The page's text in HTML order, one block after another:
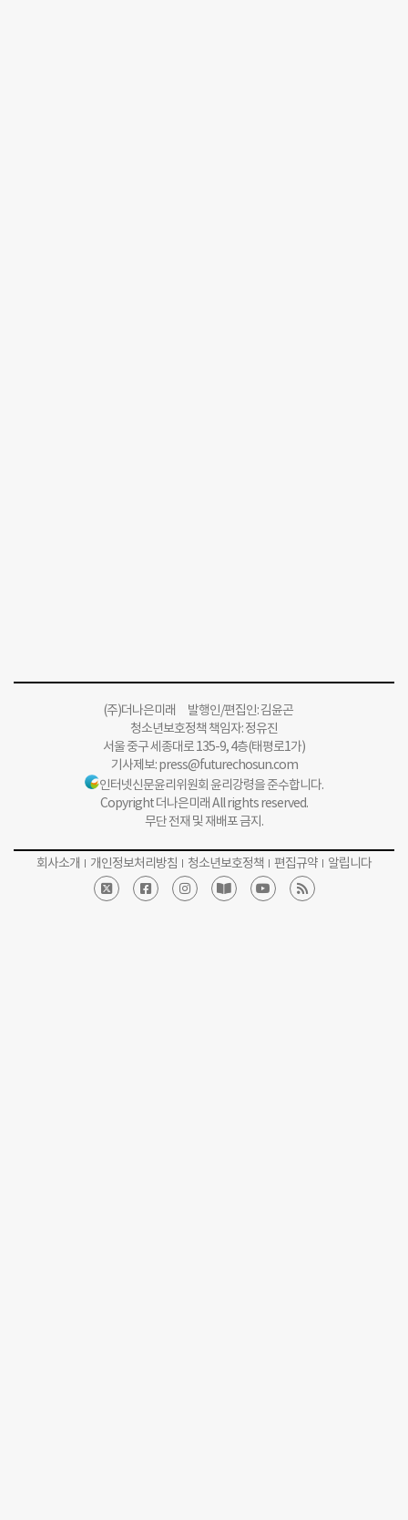
(주)더나은미래 발행인/편집인: 김윤곤
청소년보호정책 책임자: 정유진
서울 중구 세종대로 135-9, 4층(태평로1가)
기사제보:press@futurechosun.com
인터넷신문윤리위원회 윤리강령을 준수합니다.
Copyright 더나은미래 All rights reserved.
무단 전재 및 재배포 금지.
회사소개 개인정보처리방침 청소년보호정책 편집규약 알립니다